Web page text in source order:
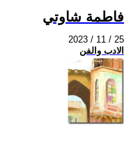
فاطمة شاوتي
2023 / 11 / 25
الادب والفن